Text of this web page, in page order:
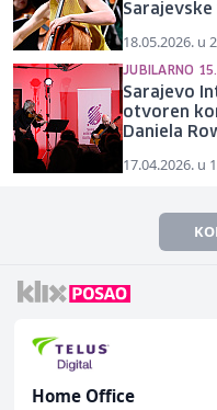
18.05.2026. u
JUBILARNO
Sarajevo
otvoren
Daniela
17.04.2026. u
Home Office